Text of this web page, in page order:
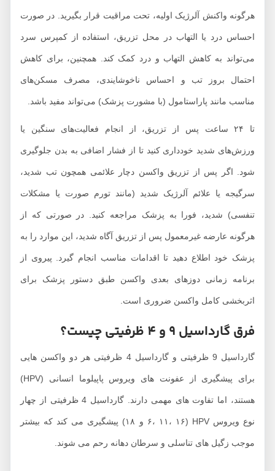
واکنش آلرژیک اولیه، تحت مراقبت قرار بگیرید. در صورت
درد یا التهاب در محل تزریق، استفاده از کمپرس سرد
به کاهش التهاب و درد کمک کند. همچنین، برای کاهش
بروز تب و احساس ناخوشایندی، مصرف مسکن‌های
مانند پاراستامول (با مشورت پزشک) می‌تواند مفید باشد.
تا ۲۴ ساعت پس از تزریق، از انجام فعالیت‌های سنگین یا
شدید خودداری کنید تا از فشار اضافی به بدن جلوگیری
اگر پس از تزریق واکسن دچار علائمی همچون تب شدید،
یا علائم آلرژیک شدید (مانند تورم صورت یا مشکلات
شدید، فورا به پزشک مراجعه کنید. در صورتی که از
عارضه غیرمعمول پس از تزریق آگاه شدید، این موارد را به
خود اطلاع دهید تا اقدامات مناسب انجام گیرد. پیروی از
زمانی دوزهای بعدی واکسن طبق دستور پزشک برای
کامل واکسن ضروری است.
گارداسیل 9 و 4 ظرفیتی چیست؟
گارداسیل 9 ظرفیتی و گارداسیل 4 ظرفیتی هر دو واکسن هایی
هستند، اما تفاوت های مهمی دارند. گارداسیل 4 ظرفیتی از چهار
نوع ویروس HPV (۶، ۱۱، ۱۶ و ۱۸) پیشگیری می کند که بیشتر
زگیل های تناسلی و سرطان دهانه رحم می شوند.